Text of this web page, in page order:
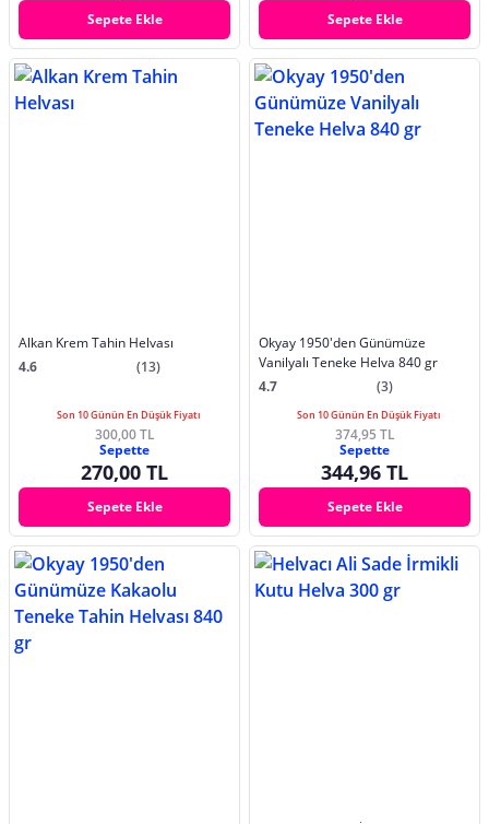
Sepete Ekle Sepete Ekle
Alkan Krem Tahin Helvası
4.6
(13)
Son 10 Günün En Düşük Fiyatı
300,00 TL
Sepette
270,00 TL
Sepete Ekle
Okyay 1950'den Günümüze
Vanilyalı Teneke Helva 840 gr
4.7
(3)
Son 10 Günün En Düşük Fiyatı
374,95 TL
Sepette
344,96 TL
Sepete Ekle